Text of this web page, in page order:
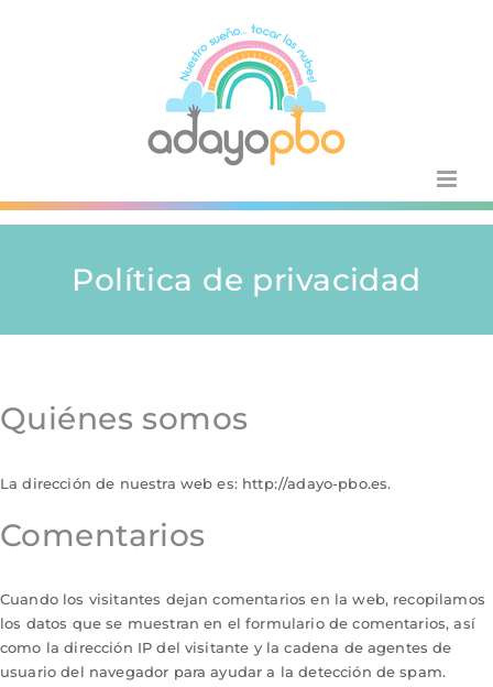
Política de privacidad
Quiénes somos
La dirección de nuestra web es: http://adayo-pbo.es.
Comentarios
Cuando los visitantes dejan comentarios en la web, recopilamos
los datos que se muestran en el formulario de comentarios, así
como la dirección IP del visitante y la cadena de agentes de
usuario del navegador para ayudar a la detección de spam.